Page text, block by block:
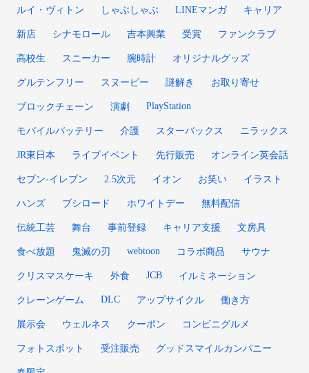
ルイ・ヴィトン しゃぶしゃぶ LINEマンガ キャリア
新店 シナモロール 吉本興業 受賞 ファンクラブ
高校生 スニーカー 腕時計 オリジナルグッズ
グルテンフリー スヌーピー 謎解き お取り寄せ
ブロックチェーン 演劇 PlayStation
モバイルバッテリー 介護 スターバックス ニラックス
JR東日本 ライブイベント 先行販売 オンライン英会話
セブン-イレブン 2.5次元 イオン お笑い イラスト
ハンズ ブシロード ホワイトデー 無料配信
伝統工芸 舞台 事前登録 キャリア支援 文房具
食べ放題 鬼滅の刃 webtoon コラボ商品 サウナ
クリスマスケーキ 外食 JCB イルミネーション
クレーンゲーム DLC アップサイクル 働き方
展示会 ウェルネス クーポン コンビニグルメ
フォトスポット 受注販売 グッドスマイルカンパニー